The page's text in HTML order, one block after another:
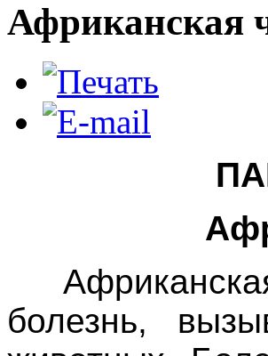
Африканская
болезнь,